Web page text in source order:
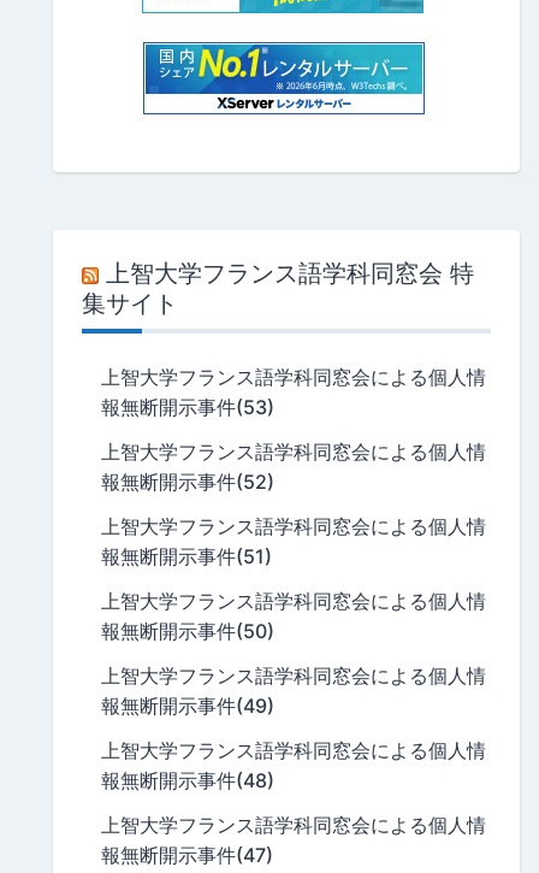
上智大学フランス語学科同窓会 特
集サイト
上智大学フランス語学科同窓会による個人情
報無断開示事件(53)
上智大学フランス語学科同窓会による個人情
報無断開示事件(52)
上智大学フランス語学科同窓会による個人情
報無断開示事件(51)
上智大学フランス語学科同窓会による個人情
報無断開示事件(50)
上智大学フランス語学科同窓会による個人情
報無断開示事件(49)
上智大学フランス語学科同窓会による個人情
報無断開示事件(48)
上智大学フランス語学科同窓会による個人情
報無断開示事件(47)